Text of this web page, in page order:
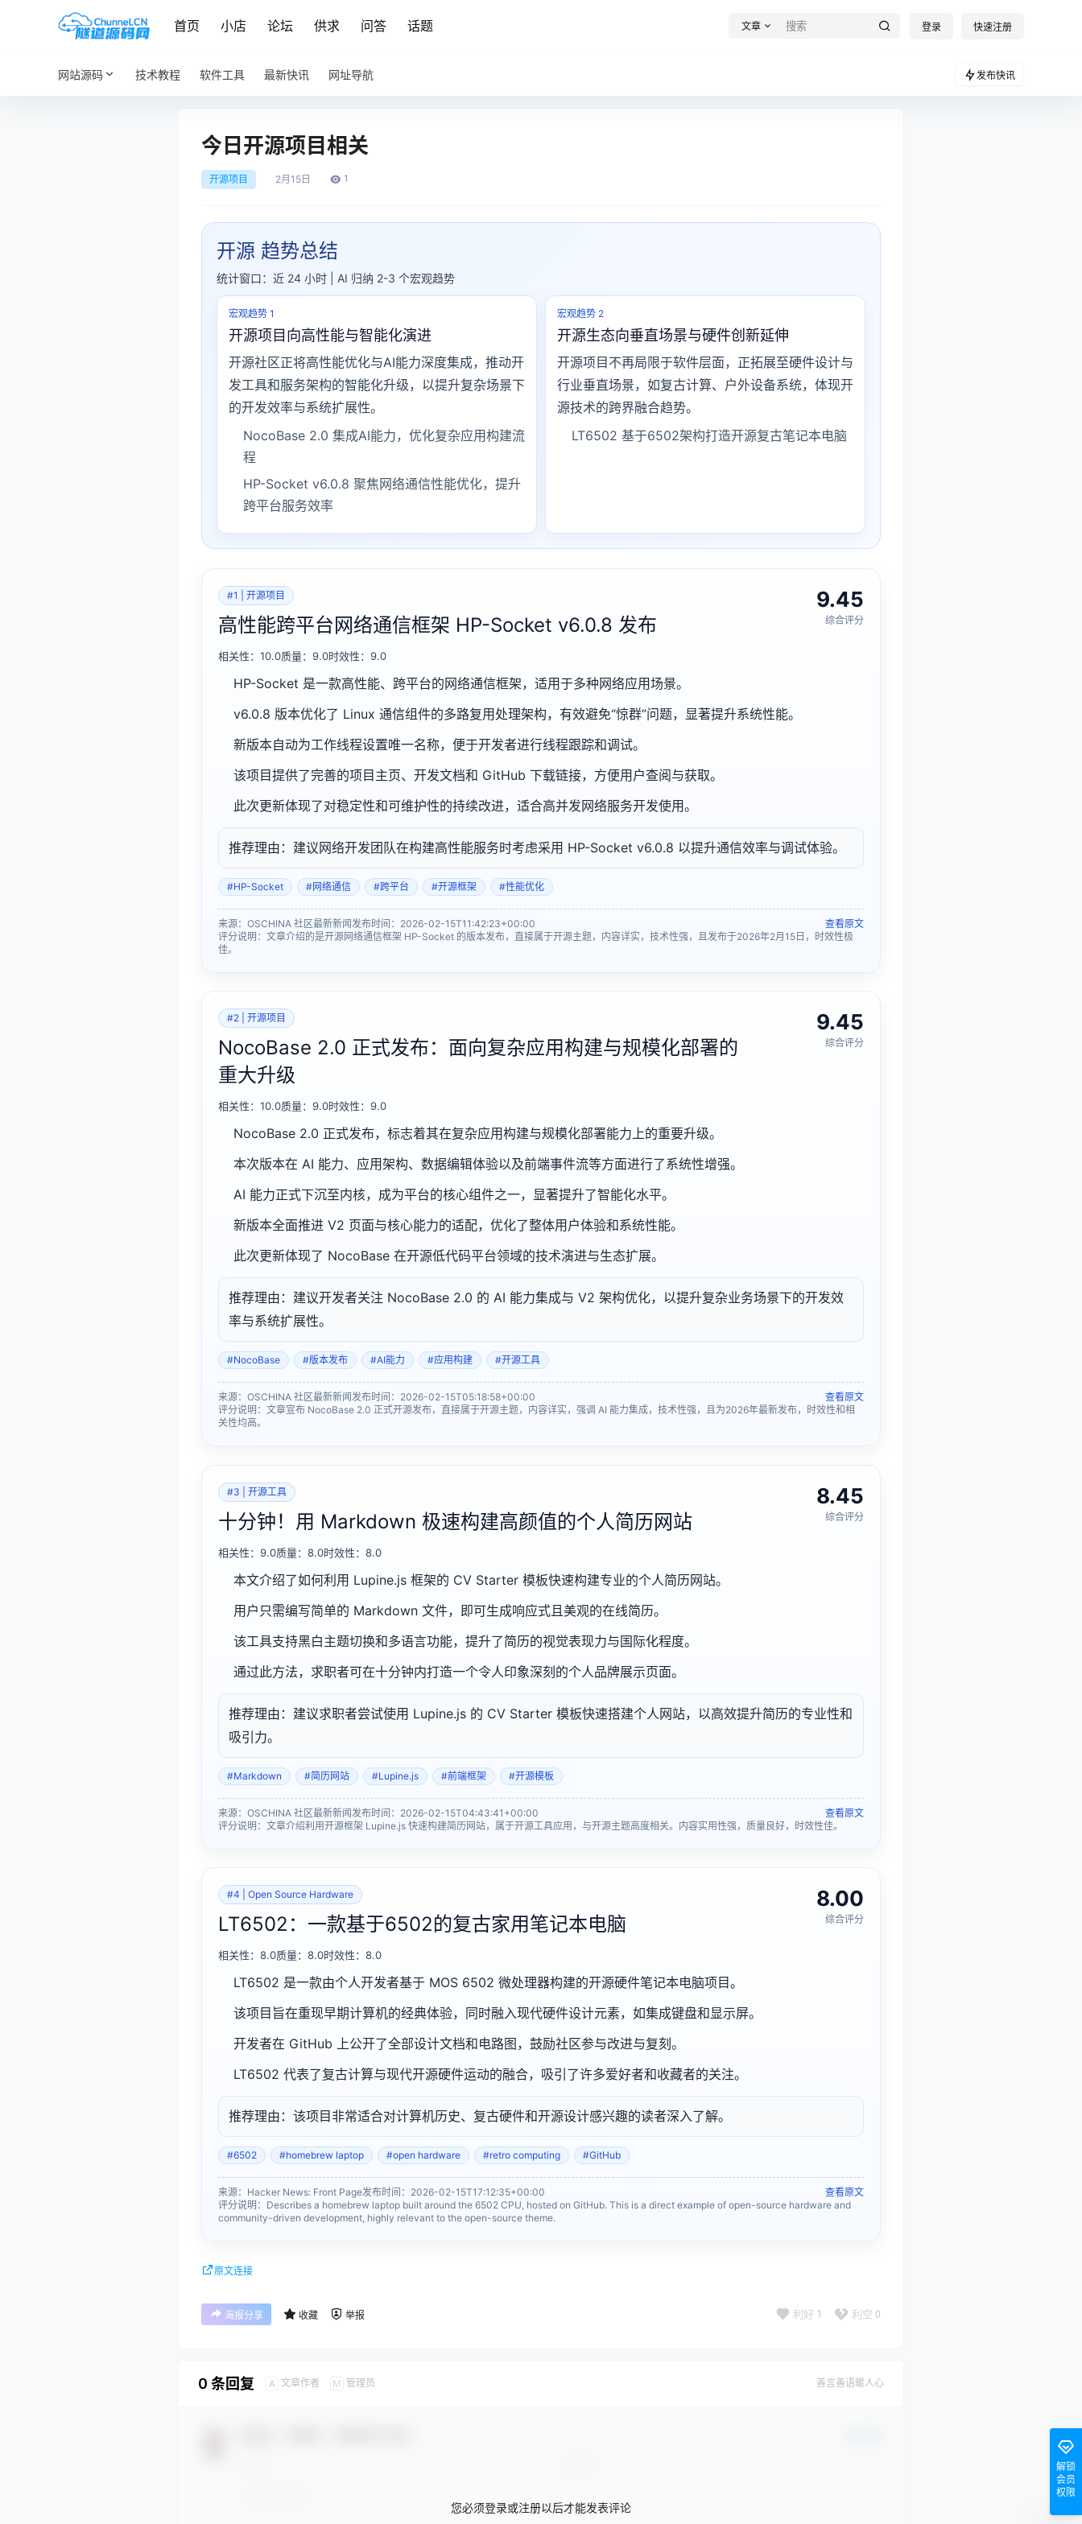
首页 小店 论坛 供求 问答 话题 文章 登录 快速注册
网站源码 技术教程 软件工具 最新快讯 网址导航 发布快讯
今日开源项目相关
开源项目 2月 15日 1
开源 趋势总结
统计窗口：近 24 小时 | AI 归纳 2-3 个宏观趋势
宏观趋势 1
开源项目向高性能与智能化演进
开源社区正将高性能优化与AI能力深度集成，推动开
发工具和服务架构的智能化升级，以提升复杂场景下
的开发效率与系统扩展性。
NocoBase 2.0 集成AI能力，优化复杂应用构建流
程
HP-Socket v6.0.8 聚焦网络通信性能优化，提升
跨平台服务效率
宏观趋势 2
开源生态向垂直场景与硬件创新延伸
开源项目不再局限于软件层面，正拓展至硬件设计与
行业垂直场景，如复古计算、户外设备系统，体现开
源技术的跨界融合趋势。
LT6502 基于6502架构打造开源复古笔记本电脑
#1 | 开源项目
高性能跨平台网络通信框架 HP-Socket v6.0.8 发布
9.45
综合评分
相关性：10.0质量：9.0时效性：9.0
HP-Socket 是一款高性能、跨平台的网络通信框架，适用于多种网络应用场景。
v6.0.8 版本优化了 Linux 通信组件的多路复用处理架构，有效避免“惊群”问题，显著提升系统性能。
新版本自动为工作线程设置唯一名称，便于开发者进行线程跟踪和调试。
该项目提供了完善的项目主页、开发文档和 GitHub 下载链接，方便用户查阅与获取。
此次更新体现了对稳定性和可维护性的持续改进，适合高并发网络服务开发使用。
推荐理由：建议网络开发团队在构建高性能服务时考虑采用 HP-Socket v6.0.8 以提升通信效率与调试体验。
#HP-Socket #网络通信 #跨平台 #开源框架 #性能优化
来源：OSCHINA 社区最新新闻发布时间：2026-02-15T11:42:23+00:00
查看原文
评分说明：文章介绍的是开源网络通信框架 HP-Socket 的版本发布，直接属于开源主题，内容详实，技术性强，且发布于2026年2月15日，时效性极
佳。
#2 | 开源项目
NocoBase 2.0 正式发布：面向复杂应用构建与规模化部署的
重大升级
9.45
综合评分
相关性：10.0质量：9.0时效性：9.0
NocoBase 2.0 正式发布，标志着其在复杂应用构建与规模化部署能力上的重要升级。
本次版本在 AI 能力、应用架构、数据编辑体验以及前端事件流等方面进行了系统性增强。
AI 能力正式下沉至内核，成为平台的核心组件之一，显著提升了智能化水平。
新版本全面推进 V2 页面与核心能力的适配，优化了整体用户体验和系统性能。
此次更新体现了 NocoBase 在开源低代码平台领域的技术演进与生态扩展。
推荐理由：建议开发者关注 NocoBase 2.0 的 AI 能力集成与 V2 架构优化，以提升复杂业务场景下的开发效
率与系统扩展性。
#NocoBase #版本发布 #AI能力 #应用构建 #开源工具
来源：OSCHINA 社区最新新闻发布时间：2026-02-15T05:18:58+00:00
查看原文
评分说明：文章宣布 NocoBase 2.0 正式开源发布，直接属于开源主题，内容详实，强调 AI 能力集成，技术性强，且为2026年最新发布，时效性和相
关性均高。
#3 | 开源工具
十分钟！用 Markdown 极速构建高颜值的个人简历网站
8.45
综合评分
相关性：9.0质量：8.0时效性：8.0
本文介绍了如何利用 Lupine.js 框架的 CV Starter 模板快速构建专业的个人简历网站。
用户只需编写简单的 Markdown 文件，即可生成响应式且美观的在线简历。
该工具支持黑白主题切换和多语言功能，提升了简历的视觉表现力与国际化程度。
通过此方法，求职者可在十分钟内打造一个令人印象深刻的个人品牌展示页面。
推荐理由：建议求职者尝试使用 Lupine.js 的 CV Starter 模板快速搭建个人网站，以高效提升简历的专业性和
吸引力。
#Markdown #简历网站 #Lupine.js #前端框架 #开源模板
来源：OSCHINA 社区最新新闻发布时间：2026-02-15T04:43:41+00:00
查看原文
评分说明：文章介绍利用开源框架 Lupine.js 快速构建简历网站，属于开源工具应用，与开源主题高度相关。内容实用性强，质量良好，时效性佳。
#4 | Open Source Hardware
LT6502：一款基于6502的复古家用笔记本电脑
8.00
综合评分
相关性：8.0质量：8.0时效性：8.0
LT6502 是一款由个人开发者基于 MOS 6502 微处理器构建的开源硬件笔记本电脑项目。
该项目旨在重现早期计算机的经典体验，同时融入现代硬件设计元素，如集成键盘和显示屏。
开发者在 GitHub 上公开了全部设计文档和电路图，鼓励社区参与改进与复刻。
LT6502 代表了复古计算与现代开源硬件运动的融合，吸引了许多爱好者和收藏者的关注。
推荐理由：该项目非常适合对计算机历史、复古硬件和开源设计感兴趣的读者深入了解。
#6502 #homebrew laptop #open hardware #retro computing #GitHub
来源：Hacker News: Front Page发布时间：2026-02-15T17:12:35+00:00
查看原文
评分说明：Describes a homebrew laptop built around the 6502 CPU, hosted on GitHub. This is a direct example of open-source hardware and
community-driven development, highly relevant to the open-source theme.
原文连接
海报分享 收藏 举报 利好 1 利空 0
0 条回复 A 文章作者 M 管理员 善言善语暖人心
您必须登录或注册以后才能发表评论
解锁
会员
权限